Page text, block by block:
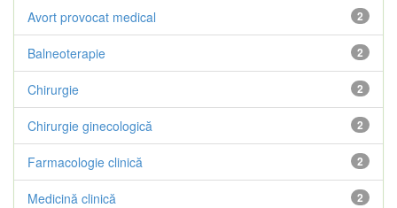
2
Avort provocat medical
2
Balneoterapie
2
Chirurgie
2
Chirurgie ginecologică
2
Farmacologie clinică
2
Medicină clinică